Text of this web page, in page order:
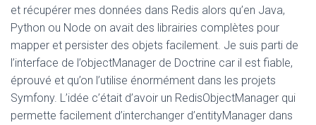
et récupérer mes données dans Redis alors qu’en Java,
Python ou Node on avait des librairies complètes pour
mapper et persister des objets facilement. Je suis parti de
l’interface de l’objectManager de Doctrine car il est fiable,
éprouvé et qu’on l’utilise énormément dans les projets
Symfony. L’idée c’était d’avoir un RedisObjectManager qui
permette facilement d’interchanger d’entityManager dans